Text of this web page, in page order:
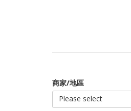
商家/地區
Please select